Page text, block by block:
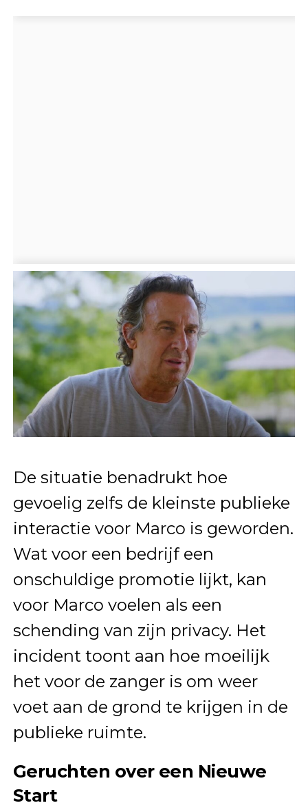
De situatie benadrukt hoe
gevoelig zelfs de kleinste publieke
interactie voor Marco is geworden.
Wat voor een bedrijf een
onschuldige promotie lijkt, kan
voor Marco voelen als een
schending van zijn privacy. Het
incident toont aan hoe moeilijk
het voor de zanger is om weer
voet aan de grond te krijgen in de
publieke ruimte.
Geruchten over een Nieuwe
Start